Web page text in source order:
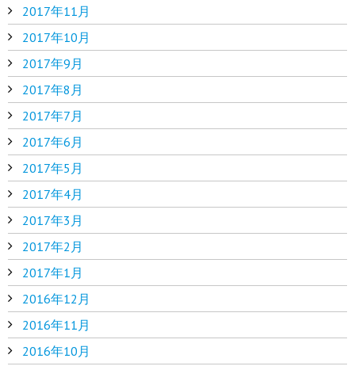
2017年11月
2017年10月
2017年9月
2017年8月
2017年7月
2017年6月
2017年5月
2017年4月
2017年3月
2017年2月
2017年1月
2016年12月
2016年11月
2016年10月